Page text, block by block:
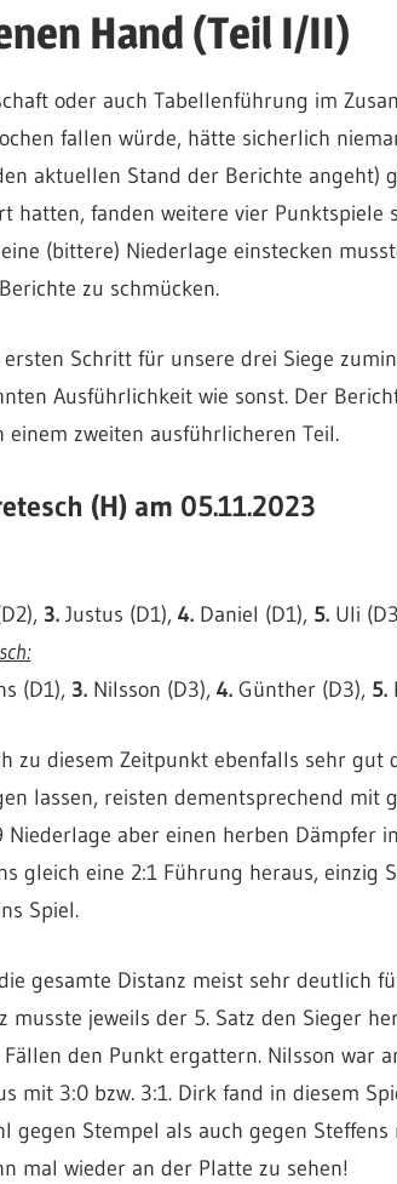
Hand (Teil I/II)
oder auch Tabellenführung im
fallen würde, hätte sicherlich
aktuellen Stand der Berichte angeht)
hatten, fanden weitere vier Punktspiele
(bittere) Niederlage einstecken
zu schmücken.
Schritt für unsere drei Siege
Ausführlichkeit wie sonst. Der
zweiten ausführlicheren Teil.
(H) am 05.11.2023
3.Justus (D1), 4.Daniel (D1), 5.Uli
(D1), 3.Nilsson (D3), 4.Günther (D3), 5.
zu diesem Zeitpunkt ebenfalls sehr gut
lassen, reisten dementsprechend mit
aber einen herben Dämpfer
gleich eine 2:1 Führung heraus, einzig
Spiel.
gesamte Distanz meist sehr deutlich
jeweils der 5. Satz den Sieger
den Punkt ergattern. Nilsson war
mit 3:0 bzw. 3:1. Dirk fand in diesem
gegen Stempel als auch gegen
mal wieder an der Platte zu sehen!